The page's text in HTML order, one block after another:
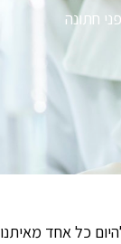
חתונה
כל אחד מאיתנו